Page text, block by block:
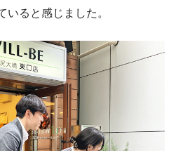
ると感じました。